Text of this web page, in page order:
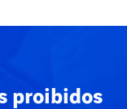
proibidos